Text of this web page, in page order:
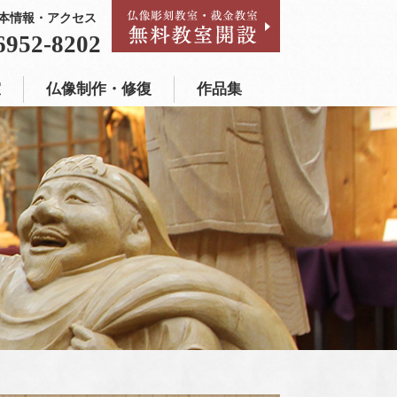
情報・アクセス
8202
仏像制作・修復 作品集
作品集